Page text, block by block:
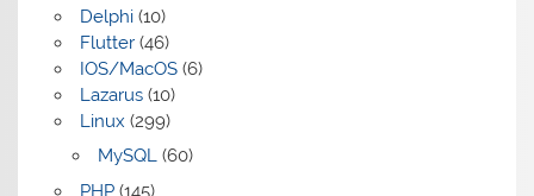
Delphi(10)
Flutter(46)
IOS/MacOS(6)
Lazarus(10)
Linux (299)
MySQL(60)
PHP(145)